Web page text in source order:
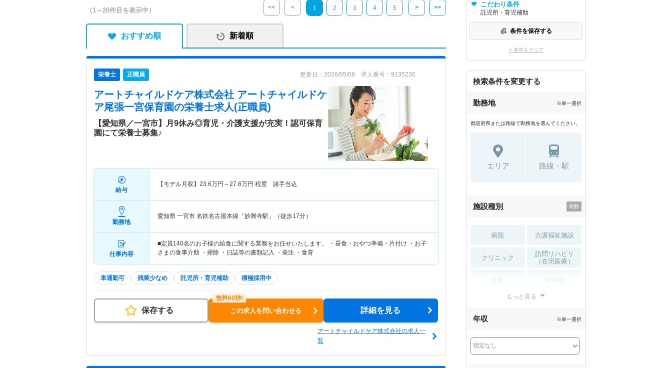
（1～20件目を表示中） << < 1 2 3 4 5 > >>
おすすめ順 新着順
栄養士 正職員 更新日：2026/05/08 求人番号：9135230
アートチャイルドケア株式会社 アートチャイルドケ
ア尾張一宮保育園の栄養士求人(正職員)
【愛知県／一宮市】月9休み◎育児・介護支援が充実！認可保育
園にて栄養士募集♪
給与
【モデル月収】 23.6万円～27.6万円 程度 諸手当込
勤務地
愛知県 一宮市 名鉄名古屋本線「妙興寺駅」（徒歩17分）
仕事内容
■定員140名のお子様の給食に関する業務をお任せいたします。 ・昼食・おやつ準備・片付け ・お子
さまの食事介助 ・掃除 ・日誌等の書類記入 ・発注 ・食育
車通勤可 残業少なめ 託児所・育児補助 積極採用中
保存する この求人を問い合わせる 詳細を見る
アートチャイルドケア株式会社の求人一
覧
こだわり条件
託児所・育児補助
条件を保存する
× 条件をクリア
検索条件を変更する
勤務地 ※単一選択
都道府県または路線で勤務地を選んでください。
エリア 路線・駅
施設種別
病院 介護福祉施設
クリニック
訪問リハビリ
（在宅医療）
薬局・
もっと見る
年収 ※単一選択